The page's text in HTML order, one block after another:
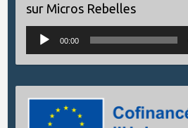
sur Micros Rebelles
Lecteur
00:00